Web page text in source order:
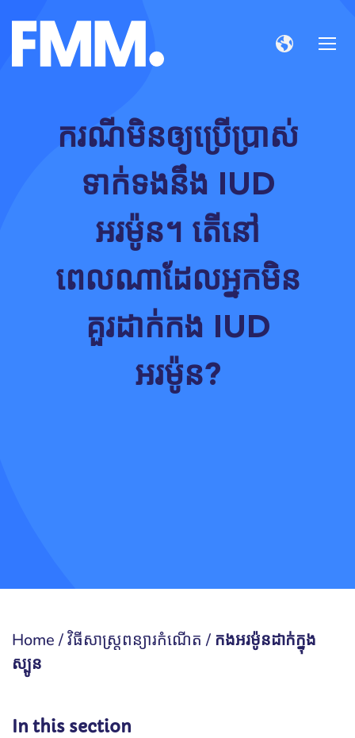
ករណីមិនឲ្យប្រើប្រាស់
ទាក់ទងនឹង IUD
អរម៉ូន។ តើនៅ
ពេលណាដែលអ្នកមិន
គួរដាក់កង IUD
អរម៉ូន?
Home/វិធីសាស្រ្តពន្យារកំណើត / កងអរម៉ូនដាក់ក្នុង
ស្បូន
In this section